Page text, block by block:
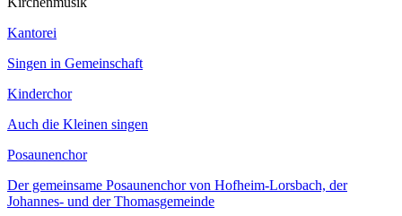
Kantorei
Singen in Gemeinschaft
Kinderchor
Auch die Kleinen singen
Posaunenchor
Der gemeinsame Posaunenchor von Hofheim-Lorsbach, der
Johannes- und der Thomasgemeinde